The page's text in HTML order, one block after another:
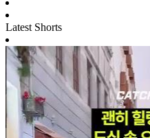
Latest Shorts